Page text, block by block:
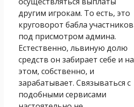
другим игрокам. То есть, это
круговорот бабла участников
под присмотром админа.
Естественно, львиную долю
средств он забирает себе и на
этом, собственно, и
зарабатывает. Связываться с
подобными сервисами